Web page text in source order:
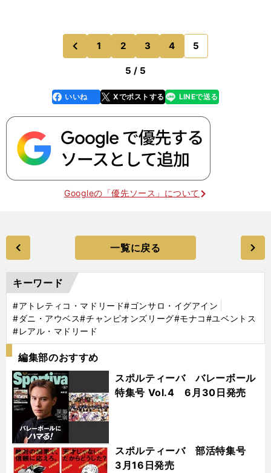
前
のページへ
1 2 3 4 5
5 / 5
faceboo
k
いいね Xでポストする
line LINEで送る
Googleの「優先ソース」について
一覧に戻る
キーワード
#アトレティコ・マドリード#ゴンサロ・イグアイン
#ダニ・アウベス#チャンピオンズリーグ#モナコ#ユベントス
#レアル・マドリード
編集部のおすすめ
スポルティーバ バレーボール
特集号 Vol.4 6月30日発売
スポルティーバ 部活特集号
3月16日発売